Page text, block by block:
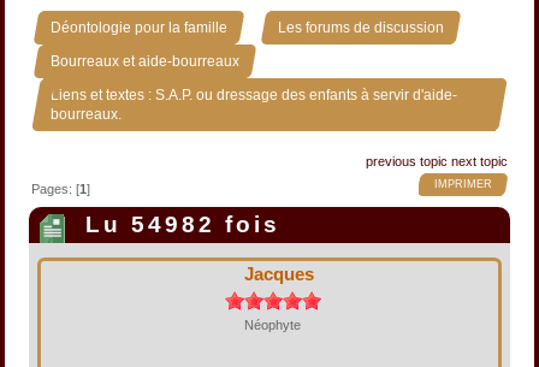
Déontologie pour la famille » Les forums de discussion »
Bourreaux et aide-bourreaux »
Liens et textes : S.A.P. ou dressage des enfants à servir d'aide-
bourreaux.
previous topic next topic
IMPRIMER
Pages: [1]
Lu 54982 fois
Jacques
Néophyte